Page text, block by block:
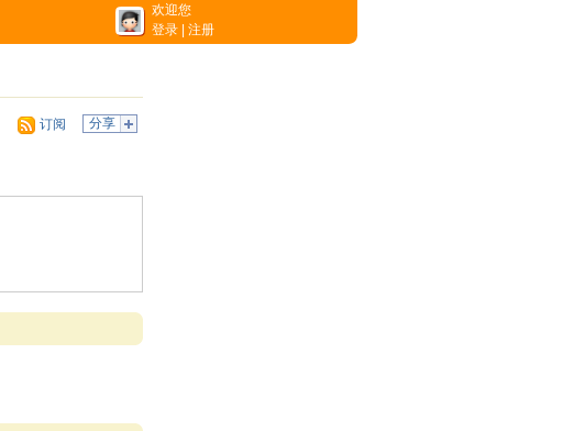
欢迎您
登录
注册
分享
订阅